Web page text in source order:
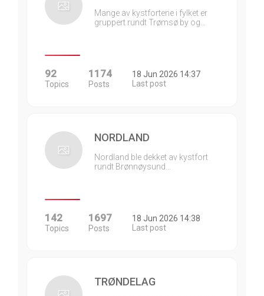
Mange av kystfortene i fylket er
gruppert rundt Trømsø by og…
92
Topics
1174
Posts
18 Jun 2026 14:37
Last post
NORDLAND
Nordland ble dekket av kystfort
rundt Brønnøysund…
142
Topics
1697
Posts
18 Jun 2026 14:38
Last post
TRØNDELAG